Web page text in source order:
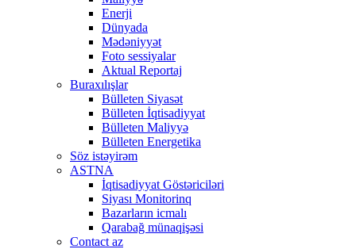
Enerji
Dünyada
Mədəniyyət
Foto sessiyalar
Aktual Reportaj
Buraxılışlar
Bülleten Siyasət
Bülleten İqtisadiyyat
Bülleten Maliyyə
Bülleten Energetika
Söz istəyirəm
ASTNA
İqtisadiyyat Göstəriciləri
Siyası Monitorinq
Bazarların icmalı
Qarabağ münaqişəsi
Contact az